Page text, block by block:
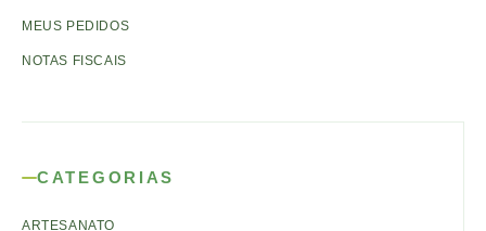
MEUS PEDIDOS
NOTAS FISCAIS
CATEGORIAS
ARTESANATO